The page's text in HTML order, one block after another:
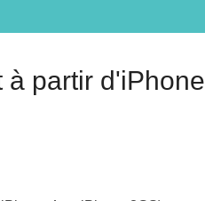
à partir d'iPhone